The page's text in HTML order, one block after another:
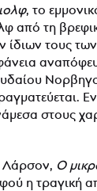
, το
από τη
τους
στους
Λάρσον, Ο
η τραγική